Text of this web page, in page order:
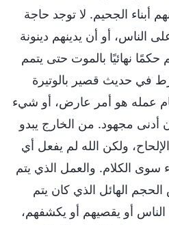
أبناء الجحيم. لا توجد حاجة
الناس، أو أن يدينهم دينونة
نهائيًا بالموت حتى يتمم
في حديث قصير بالوتيرة
عمله هو أمر عارض، أو شيء
مجهود. من الخارج يبدو
ولكن الله لم يفعل أي
الكلام. والعمل الذي يتم
الهائل الذي كان يتم
أو يقصيهم أو يكشفهم،